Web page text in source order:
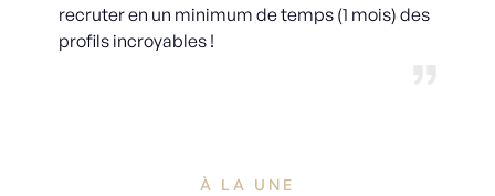
recruter en un minimum de temps (1 mois) des
profils incroyables !
À LA UNE